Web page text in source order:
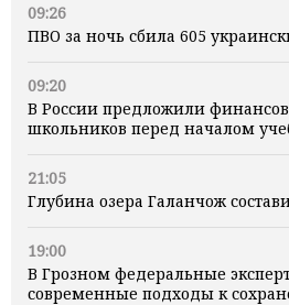
09:26
ПВО за ночь сбила 605
09:20
В России предложили
школьников перед началом
21:05
Глубина озера Галанчож
19:00
В Грозном федеральные
современные подходы к